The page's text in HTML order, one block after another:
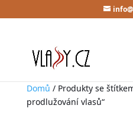
Domů / Produkty se
prodlužování vlasů“